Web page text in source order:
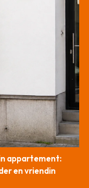
appartement:
en vriendin